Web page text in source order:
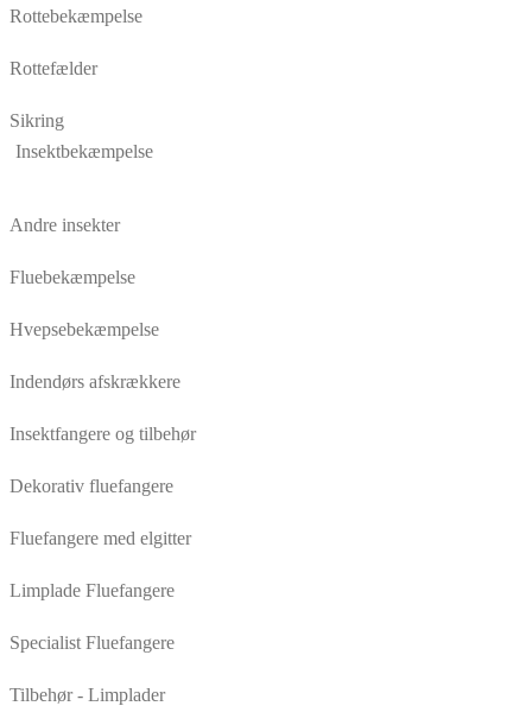
Rottebekæmpelse
Rottefælder
Sikring
Insektbekæmpelse
Andre insekter
Fluebekæmpelse
Hvepsebekæmpelse
Indendørs afskrækkere
Insektfangere og tilbehør
Dekorativ fluefangere
Fluefangere med elgitter
Limplade Fluefangere
Specialist Fluefangere
Tilbehør - Limplader